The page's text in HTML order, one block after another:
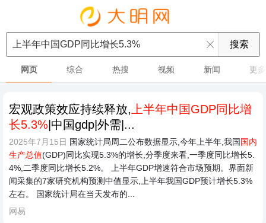
网页 综合 热搜 视频 新闻 更多
宏观政策效应持续释放, 上半年中国GDP同比增
长5.3% |中国gdp|外需|...
2025年7月15日 国家统计局周二公布数据显示,今年上半年,我国国内
生产总值(GDP)同比实现5.3%的增长,分季度来看,一季度同比增长5.
4%,二季度同比增长5.2%。 上半年GDP增速符合市场预期。界面新
闻采集的7家研究机构预测中值显示,上半年我国GDP预计增长5.3%
左右。 国家统计局在当天发布的...
网易